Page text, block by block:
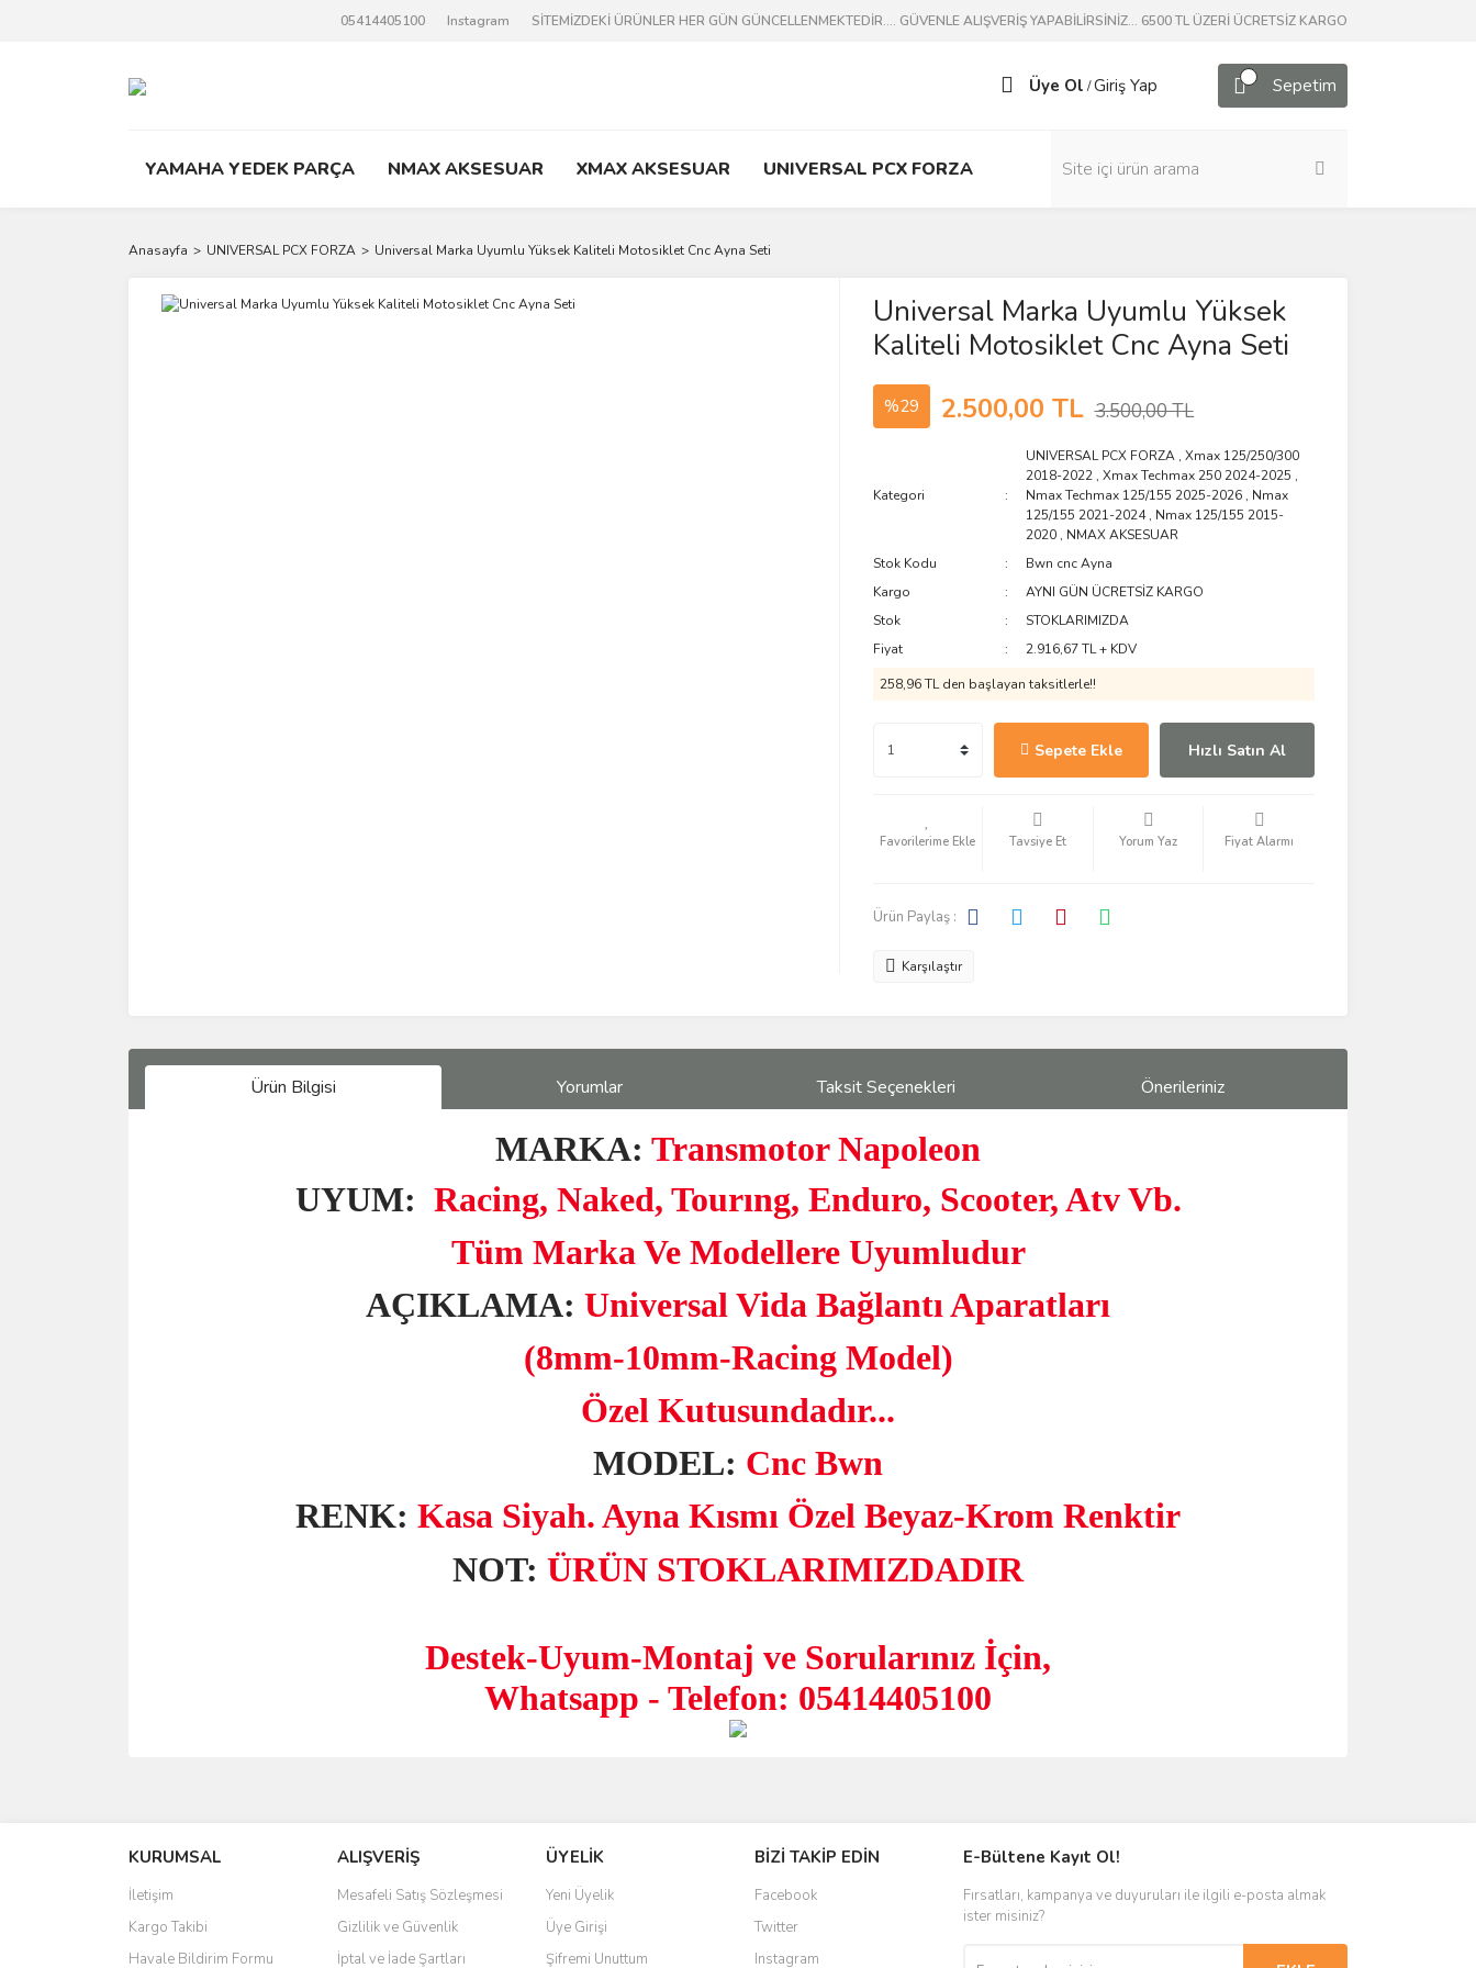
05414405100 Instagram SİTEMİZDEKİ ÜRÜNLER HER GÜN GÜNCELLENMEKTEDİR.... GÜVENLE ALIŞVERİŞ YAPABİLİRSİNİZ... 6500 TL ÜZERİ ÜCRETSİZ KARGO
Üye Ol /Giriş Yap Sepetim
YAMAHA YEDEK PARÇA NMAX AKSESUAR XMAX AKSESUAR UNIVERSAL PCX FORZA
Anasayfa UNIVERSAL PCX FORZA Universal Marka Uyumlu Yüksek Kaliteli Motosiklet Cnc Ayna Seti
Universal Marka Uyumlu Yüksek
Kaliteli Motosiklet Cnc Ayna Seti
%29 2.500,00 TL 3.500,00 TL
Kategori
UNIVERSAL PCX FORZA,Xmax 125/250/300
2018-2022 ,Xmax Techmax 250 2024-2025 ,
Nmax Techmax 125/155 2025-2026 , Nmax
125/155 2021-2024, Nmax 125/155 2015-
2020 , NMAX AKSESUAR
Stok Kodu
Bwn cnc Ayna
Kargo
AYNI GÜN ÜCRETSİZ KARGO
Stok
STOKLARIMIZDA
Fiyat
2.916,67 TL + KDV
258,96 TL den başlayan taksitlerle!!
Sepete Ekle Hızlı Satın Al
Tavsiye Et Yorum Yaz Fiyat Alarmı
Ürün Paylaş :
Karşılaştır
Ürün Bilgisi Yorumlar Taksit Seçenekleri Önerileriniz
MARKA: Transmotor Napoleon
UYUM: Racing, Naked, Tourıng, Enduro, Scooter, Atv Vb.
Tüm Marka Ve Modellere Uyumludur
AÇIKLAMA: Universal Vida Bağlantı Aparatları
(8mm-10mm-Racing Model)
Özel Kutusundadır...
MODEL: Cnc Bwn
RENK: Kasa Siyah. Ayna Kısmı Özel Beyaz-Krom Renktir
NOT: ÜRÜN STOKLARIMIZDADIR
Destek-Uyum-Montaj ve Sorularınız İçin,
Whatsapp - Telefon: 05414405100
Ürün resmi kalitesiz, bozuk veya görüntülenemiyor.
Ürün açıklamasında eksik bilgiler bulunuyor.
Ürün bilgilerinde hatalar bulunuyor.
Ürün fiyatı diğer sitelerden daha pahalı.
KURUMSAL
İletişim
Kargo Takibi
Havale Bildirim Formu
ALIŞVERİŞ
Mesafeli Satış Sözleşmesi
Gizlilik ve Güvenlik
İptal ve İade Şartları
ÜYELİK
Yeni Üyelik
Üye Girişi
Şifremi Unuttum
BİZİ TAKİP EDİN
Facebook
Twitter
Instagram
E-Bültene Kayıt Ol!
Fırsatları, kampanya ve duyuruları ile ilgili e-posta almak
ister misiniz?